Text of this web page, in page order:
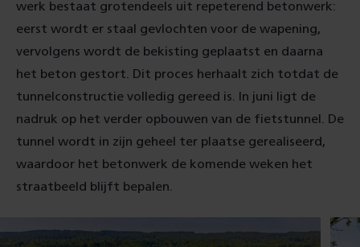
werk bestaat grotendeels uit repeterend betonwerk:
eerst wordt er staal gevlochten voor de wapening,
vervolgens wordt de bekisting geplaatst en daarna
het beton gestort. Dit proces herhaalt zich totdat de
tunnelconstructie volledig gereed is. In juni ligt de
nadruk op het verder opbouwen van de fietstunnel. De
tunnel wordt in zijn geheel ter plaatse gerealiseerd,
waardoor het betonwerk de komende weken het
straatbeeld blijft bepalen.